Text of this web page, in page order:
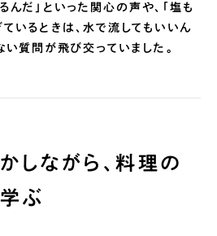
んだ」といった関心の声や、「塩も
いるときは、水で流してもいいん
い質問が飛び交っていました。
しながら、料理の
ぶ